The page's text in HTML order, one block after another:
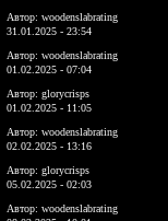
Автор: woodenslabrating
31.01.2025 - 23:54
Автор: woodenslabrating
01.02.2025 - 07:04
Автор: glorycrisps
01.02.2025 - 11:05
Автор: woodenslabrating
02.02.2025 - 13:16
Автор: glorycrisps
05.02.2025 - 02:03
Автор: woodenslabrating